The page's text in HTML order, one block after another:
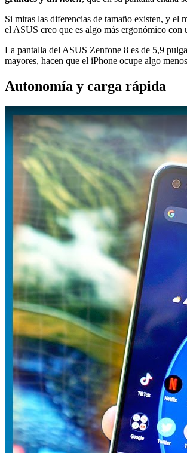
Si miras las diferencias de tamaño existen, y el
el ASUS creo que es algo más ergonómico con
La pantalla del ASUS Zenfone 8 es de 5,9
mayores, hacen que el iPhone ocupe algo
Autonomía y carga rápida